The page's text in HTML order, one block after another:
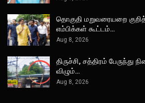
தொகுதி மறுவரையறை
எம்பிக்கள் கூட்டம்…
Aug 8, 2026
திருச்சி, சத்திரம் பேருந்து
விழும்…
Aug 8, 2026